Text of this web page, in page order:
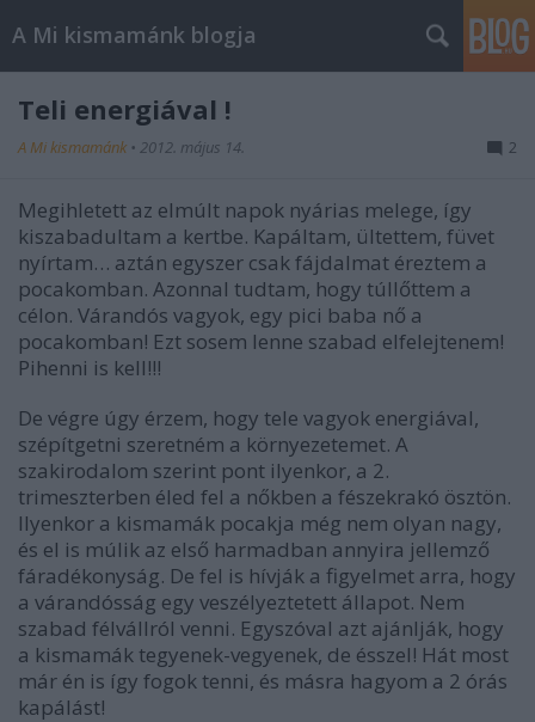
A Mi kismamánk blogja
Teli energiával !
A Mi kismamánk • 2012. május 14. 2
Megihletett az elmúlt napok nyárias melege, így
kiszabadultam a kertbe. Kapáltam, ültettem, füvet
nyírtam… aztán egyszer csak fájdalmat éreztem a
pocakomban. Azonnal tudtam, hogy túllőttem a
célon. Várandós vagyok, egy pici baba nő a
pocakomban! Ezt sosem lenne szabad elfelejtenem!
Pihenni is kell!!!
De végre úgy érzem, hogy tele vagyok energiával,
szépítgetni szeretném a környezetemet. A
szakirodalom szerint pont ilyenkor, a 2.
trimeszterben éled fel a nőkben a fészekrakó ösztön.
Ilyenkor a kismamák pocakja még nem olyan nagy,
és el is múlik az első harmadban annyira jellemző
fáradékonyság. De fel is hívják a figyelmet arra, hogy
a várandósság egy veszélyeztetett állapot. Nem
szabad félvállról venni. Egyszóval azt ajánlják, hogy
a kismamák tegyenek-vegyenek, de ésszel! Hát most
már én is így fogok tenni, és másra hagyom a 2 órás
kapálást!